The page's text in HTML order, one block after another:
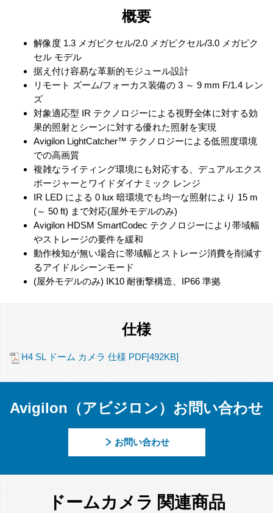
概要
解像度 1.3 メガピクセル/2.0 メガピクセル/3.0 メガピク
セル モデル
据え付け容易な革新的モジュール設計
リモート ズーム/フォーカス装備の 3 ～ 9 mm F/1.4 レン
ズ
対象適応型 IR テクノロジーによる視野全体に対する効
果的照射とシーンに対する優れた照射を実現
Avigilon LightCatcher™ テクノロジーによる低照度環境
での高画質
複雑なライティング環境にも対応する、デュアルエクス
ポージャーとワイドダイナミック レンジ
IR LED による 0 lux 暗環境でも均一な照射により 15 m
(～ 50 ft) まで対応(屋外モデルのみ)
Avigilon HDSM SmartCodec テクノロジーにより帯域幅
やストレージの要件を緩和
動作検知が無い場合に帯域幅とストレージ消費を削減す
るアイドルシーンモード
(屋外モデルのみ) IK10 耐衝撃構造、IP66 準拠
仕様
H4 SL ドーム カメラ 仕様 PDF[492KB]
Avigilon（アビジロン）お問い合わせ
お問い合わせ
ドームカメラ 関連商品